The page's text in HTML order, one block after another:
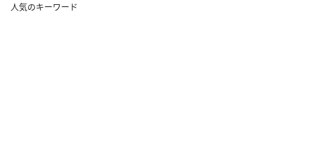
人気のキーワード